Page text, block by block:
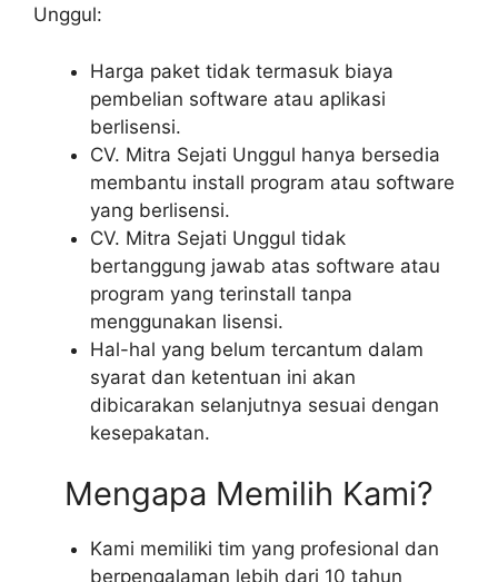
Unggul:
Harga paket tidak termasuk biaya
pembelian software atau aplikasi
berlisensi.
CV. Mitra Sejati Unggul hanya bersedia
membantu install program atau software
yang berlisensi.
CV. Mitra Sejati Unggul tidak
bertanggung jawab atas software atau
program yang terinstall tanpa
menggunakan lisensi.
Hal-hal yang belum tercantum dalam
syarat dan ketentuan ini akan
dibicarakan selanjutnya sesuai dengan
kesepakatan.
Mengapa Memilih Kami?
Kami memiliki tim yang profesional dan
berpengalaman lebih dari 10 tahun